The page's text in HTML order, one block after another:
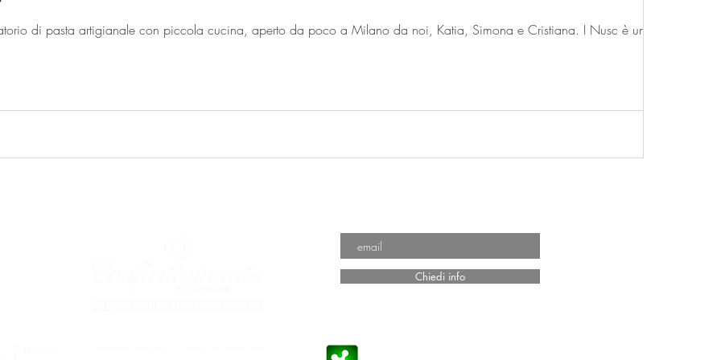
I Nusc, laboratorio di pasta artigianale con piccola cucina, aperto da poco a Milano da noi, Katia, Simona e Cristiana. I Nusc è un...
Chiedi info